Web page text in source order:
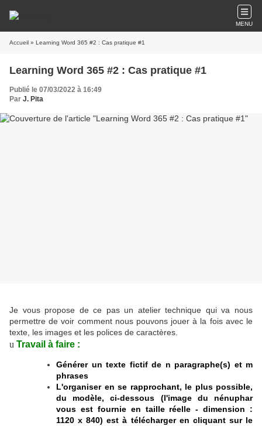
MENU
Accueil » Learning Word 365 #2 : Cas pratique #1
Learning Word 365 #2 : Cas pratique #1
Publié le 07/03/2022 à 16:49
Par J. Pita
Je vous propose de ce pas un atelier technique qui va nous
permettre de voir comment nous pouvons jouer à la fois avec le
texte, les images et les polices de caractères.
u Travail à faire :
Générer un texte fictif de n paragraphe(s) et m
phrases
L'organiser en se rapprochant, le plus possible,
du modèle, ci-dessous (l'image du nénuphar
vous est fournie en taille réelle - dimension :
1120 x 840) est à télécharger en cliquant sur le